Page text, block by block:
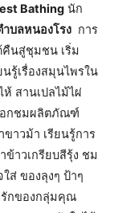
Bathing นัก
บลหนองโรง การ
คืนสู่ชุมชน เริ่ม
รู้เรื่องสมุนไพรใน
สานเปลไม้ไผ่
อกชมผลิตภัณฑ์
าวม้า เรียนรู้การ
าวเกรียบสีรุ้ง ชม
ส่ ของลุงๆ ป้าๆ
กของกลุ่มคุณ